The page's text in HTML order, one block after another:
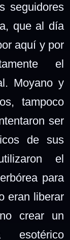
seguidores
que al día
aquí y por
el
Moyano y
tampoco
ser
de sus
el
para
eran liberar
crear un
esotérico